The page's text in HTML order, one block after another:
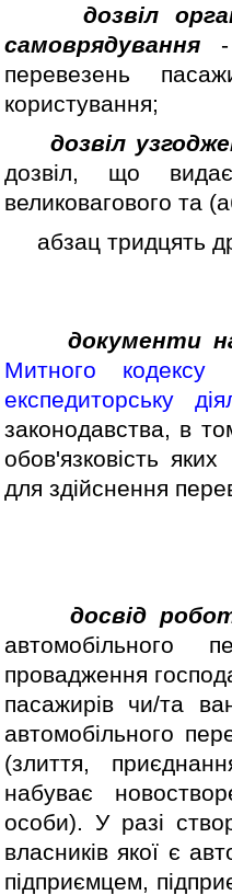
дозвiл
самоврядування -
перевезень
користування;
дозвiл
дозвiл, що
великовагового та
абзац тридцять
документи
Митного кодексу
експедиторську
законодавства, в
обов'язковiсть
для здiйснення
досвiд
автомобiльного
провадження
пасажирiв чи/та
автомобiльного
(злиття,
набуває
особи). У разi
власникiв якої є
пiдприємцем,